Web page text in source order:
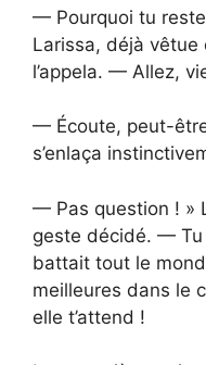
— Pourquoi tu
Larissa, déjà
l’appela. — Allez,
— Écoute, peut-
s’enlaça
— Pas question ! »
geste décidé. — Tu
battait tout le
meilleures dans le
elle t’attend !